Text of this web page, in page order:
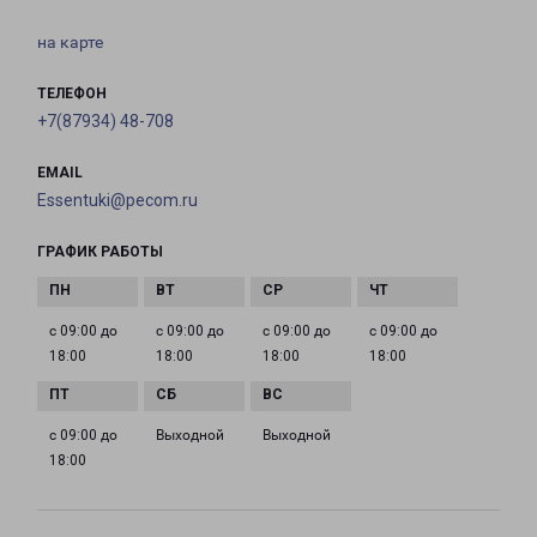
на карте
ТЕЛЕФОН
+7(87934) 48-708
EMAIL
Essentuki@pecom.ru
ГРАФИК РАБОТЫ
с 09:00 до
18:00
с 09:00 до
18:00
с 09:00 до
18:00
с 09:00 до
18:00
с 09:00 до
18:00
Выходной Выходной